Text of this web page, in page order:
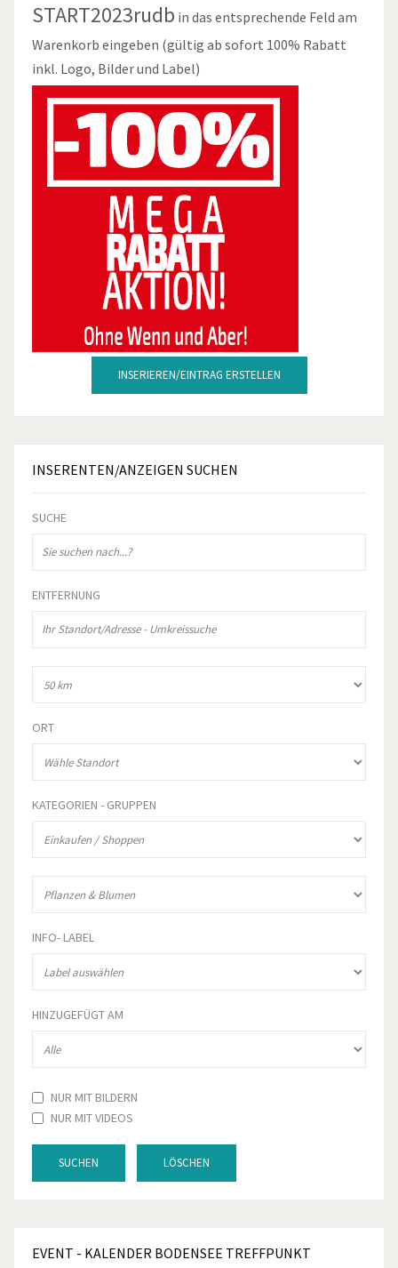
START2023rudb in das entsprechende Feld am
Warenkorb eingeben (gültig ab sofort 100% Rabatt
inkl. Logo, Bilder und Label)
INSERIEREN/EINTRAG ERSTELLEN
INSERENTEN/ANZEIGEN SUCHEN
SUCHE
ENTFERNUNG
ORT
KATEGORIEN - GRUPPEN
INFO- LABEL
HINZUGEFÜGT AM
NUR MIT BILDERN
NUR MIT VIDEOS
SUCHEN LÖSCHEN
EVENT - KALENDER BODENSEE TREFFPUNKT